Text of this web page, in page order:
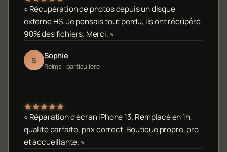
« Récupération de photos depuis un disque
externe HS. Je pensais tout perdu, ils ont récupéré
90% des fichiers. Merci. »
S Sophie
Reims · particulière
« Réparation d'écran iPhone 13. Remplacé en 1h,
qualité parfaite, prix correct. Boutique propre, pro
et accueillante. »